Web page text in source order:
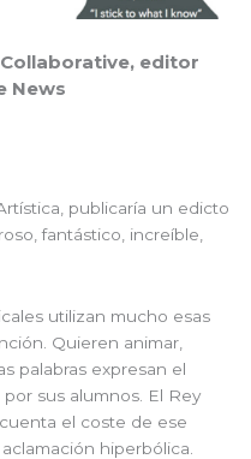
editor
News
publicaría un edicto
fantástico, increíble,
utilizan mucho esas
Quieren animar,
palabras expresan el
sus alumnos. El Rey
el coste de ese
hiperbólica.